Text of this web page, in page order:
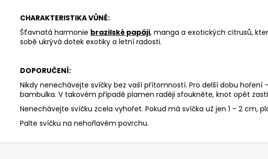
CHARAKTERISTIKA VŮNĚ:
Šťavnatá harmonie brazilské papáji, manga a exotických citrusů,
sobě ukrývá dotek exotiky a letní radosti.
DOPORUČENÍ:
Nikdy nenechávejte svíčky bez vaší přítomností. Pro delší dobu
bambulka. V takovém případě plamen raději sfoukněte, knot opět
Nenechávejte svíčku zcela vyhořet. Pokud má svíčka už jen 1 – 2
Palte svíčku na nehořlavém povrchu.
Z